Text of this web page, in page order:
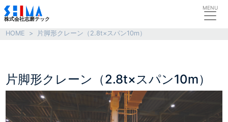
株式会社志磨テック
MENU
HOME > 片脚形クレーン（2.8t×スパン10m）
片脚形クレーン（2.8t×スパン10m）